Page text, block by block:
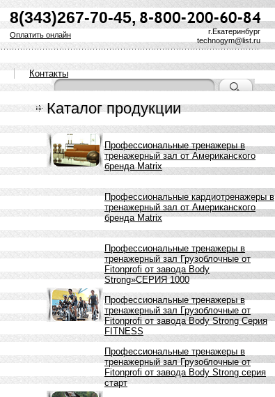
8(343)267-70-45,
г.Екатеринбург
technogym@list.ru
Оплатить онлайн
Контакты
Каталог продукции
Профессиональные тренажеры в
тренажерный зал от Американского
бренда Matrix
Профессиональные кардиотренажеры в
тренажерный зал от Американского
бренда Matrix
Профессиональные тренажеры в
тренажерный зал Грузоблочные от
Fitonprofi от завода Body
Strong»СЕРИЯ 1000
Профессиональные тренажеры в
тренажерный зал Грузоблочные от
Fitonprofi от завода Body Strong Серия
FITNESS
Профессиональные тренажеры в
тренажерный зал Грузоблочные от
Fitonprofi от завода Body Strong серия
старт